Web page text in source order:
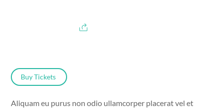
Buy Tickets
Aliquam eu purus non odio ullamcorper placerat vel et